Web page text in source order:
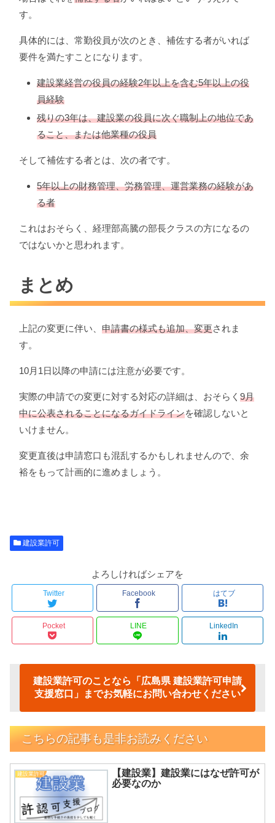
す。
具体的には、常勤役員が次のとき、補佐する者がいれば
要件を満たすことになります。
建設業経営の役員の経験2年以上を含む5年以上の役
員経験
残りの3年は、建設業の役員に次ぐ職制上の地位であ
ること、または他業種の役員
そして補佐する者とは、次の者です。
5年以上の財務管理、労務管理、運営業務の経験があ
る者
これはおそらく、経理部高騰の部長クラスの方になるの
ではないかと思われます。
まとめ
上記の変更に伴い、 申請書の様式も追加、変更されま
す。
10月1日以降の申請には注意が必要です。
実際の申請での変更に対する対応の詳細は、おそらく 9月
中に公表されることになるガイドラインを確認しないと
いけません。
変更直後は申請窓口も混乱するかもしれませんので、余
裕をもって計画的に進めましょう。
建設業許可
よろしければシェアを
Twitter Facebook はてブ
Pocket LINE LinkedIn
建設業許可のことなら「広島県 建設業許可申請
支援窓口」までお気軽にお問い合わせください
こちらの記事も是非お読みください
建設業許可
【建設業】建設業にはなぜ許可が
必要なのか